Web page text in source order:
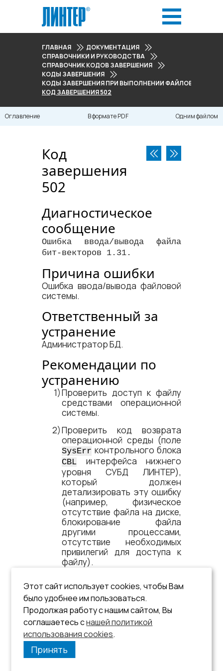
ГЛАВНАЯ
ДОКУМЕНТАЦИЯ
СПРАВОЧНИКИ И РУКОВОДСТВА
СПРАВОЧНИК КОДОВ ЗАВЕРШЕНИЯ
КОДЫ ЗАВЕРШЕНИЯ
КОДЫ ЗАВЕРШЕНИЯ ПРИ ВЫПОЛНЕНИИ ФАЙЛОВЫХ
КОД ЗАВЕРШЕНИЯ 502
Оглавление В формате PDF Одним файлом
Код
завершения
502
Диагностическое
сообщение
Ошибка ввода/вывода файла
бит-векторов 1.31.
Причина ошибки
Ошибка ввода/вывода файловой
системы.
Ответственный за
устранение
Администратор БД.
Рекомендации по
устранению
Проверить доступ к файлу
средствами операционной
системы.
Проверить код возврата
операционной среды (поле
SysErr контрольного блока
CBL
интерфейса нижнего
уровня СУБД ЛИНТЕР),
который должен
детализировать эту ошибку
(например, физическое
отсутствие файла на диске,
блокирование файла
другими процессами,
отсутствие необходимых
привилегий для доступа к
файлу).
«Интерфейс нижнего
уровня»;
документация на
операционную систему.
Этот сайт использует cookies, чтобы Вам
было удобнее им пользоваться.
Продолжая работу с нашим сайтом, Вы
соглашаетесь снашей политикой
использования cookies.
Принять